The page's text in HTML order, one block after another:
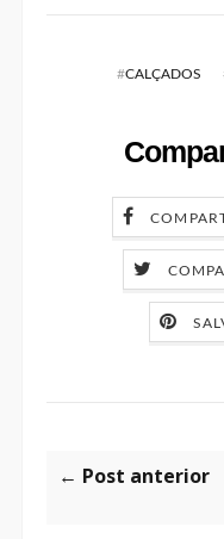
#CALÇADOS
← Post anterior